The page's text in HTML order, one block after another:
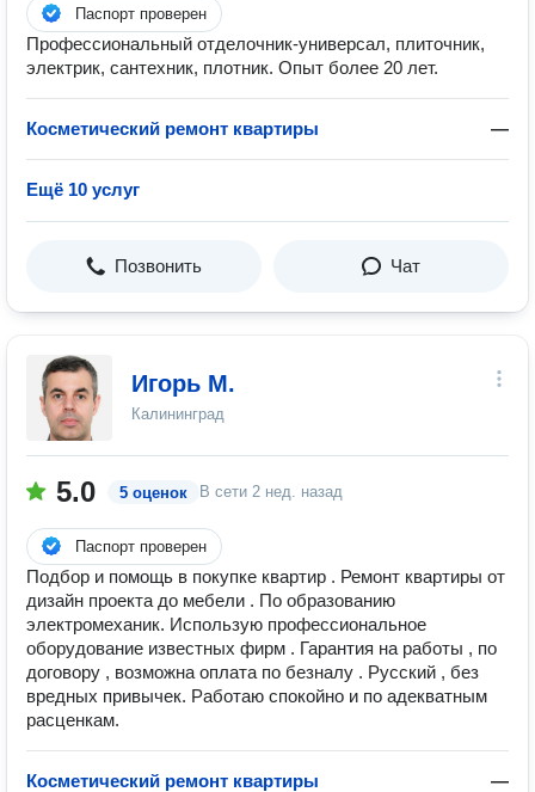
Паспорт проверен
Профессиональный отделочник-универсал, плиточник,
электрик, сантехник, плотник. Опыт более 20 лет.
Косметический ремонт квартиры —
Ещё 10 услуг
Позвонить Чат
Игорь М.
Калининград
5.0 5 оценок В сети 2 нед. назад
Паспорт проверен
Подбор и помощь в покупке квартир . Ремонт квартиры от
дизайн проекта до мебели . По образованию
электромеханик. Использую профессиональное
оборудование известных фирм . Гарантия на работы , по
договору , возможна оплата по безналу . Русский , без
вредных привычек. Работаю спокойно и по адекватным
расценкам.
Косметический ремонт квартиры —